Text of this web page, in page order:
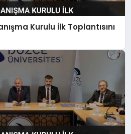
Kurulu İlk Toplantısını